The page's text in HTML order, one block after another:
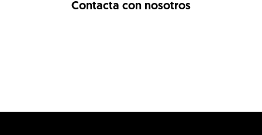
Contacta con nosotros